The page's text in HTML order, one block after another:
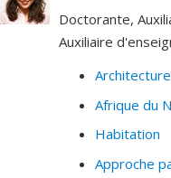
Doctorante,
Auxiliaire
Architecture
Afrique du
Habitation
Approche